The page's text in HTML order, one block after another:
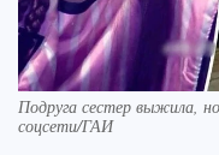
Подруга сестер выжила,
соцсети/ГАИ